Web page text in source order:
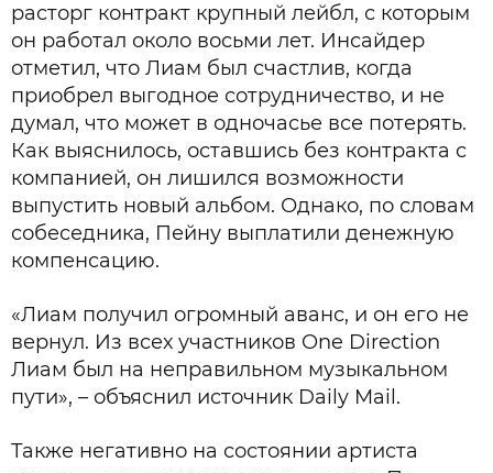
расторг контракт крупный лейбл, с которым
он работал около восьми лет. Инсайдер
отметил, что Лиам был счастлив, когда
приобрел выгодное сотрудничество, и не
думал, что может в одночасье все потерять.
Как выяснилось, оставшись без контракта с
компанией, он лишился возможности
выпустить новый альбом. Однако, по словам
собеседника, Пейну выплатили денежную
компенсацию.
«Лиам получил огромный аванс, и он его не
вернул. Из всех участников One Direction
Лиам был на неправильном музыкальном
пути», – объяснил источник Daily Mail.
Также негативно на состоянии артиста